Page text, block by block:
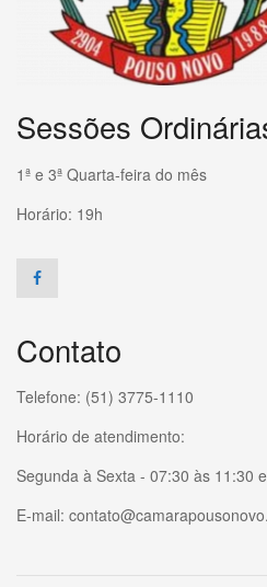
Sessões
1ª e 3ª Quarta-feira do mês
Horário: 19h
Contato
Telefone: (51) 3775-1110
Horário de atendimento:
Segunda à Sexta - 07:30 às 11:30
E-mail: